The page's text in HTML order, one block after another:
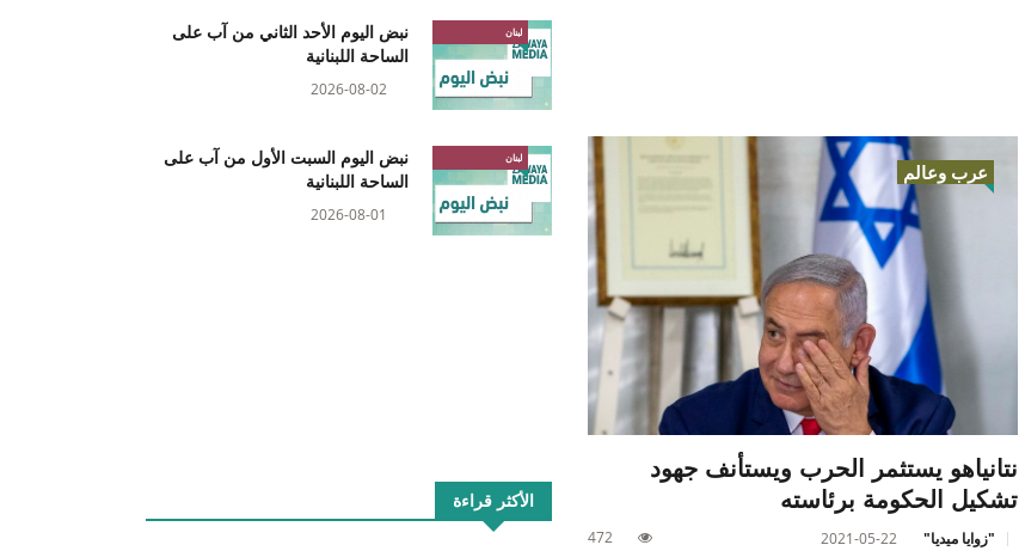
عرب وعالم
نتانياهو يستثمر الحرب ويستأنف جهود
تشكيل الحكومة برئاسته
"زوايا ميديا" 2021-05-22
472
لبنان
نبض اليوم الأحد الثاني من آب على
الساحة اللبنانية
2026-08-02
لبنان
نبض اليوم السبت الأول من آب على
الساحة اللبنانية
2026-08-01
الأكثر قراءة